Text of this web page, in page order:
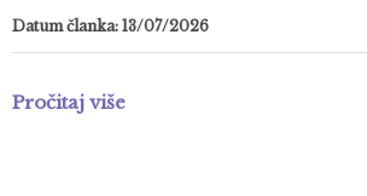
Datum članka: 13/07/2026
Pročitaj više